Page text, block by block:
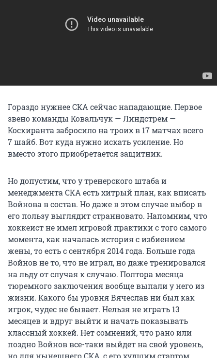
Гораздо нужнее СКА сейчас нападающие. Первое
звено команды Ковальчук — Линдстрем —
Коскиранта забросило на троих в 17 матчах всего
7 шайб. Вот куда нужно искать усиление. Но
вместо этого приобретается защитник.
Но допустим, что у тренерского штаба и
менеджмента СКА есть хитрый план, как вписать
Войнова в состав. Но даже в этом случае выбор в
его пользу выглядит странновато. Напомним, что
хоккеист не имел игровой практики с того самого
момента, как началась история с избиением
жены, то есть с сентября 2014 года. Больше года
Войнов не то, что не играл, но даже тренировался
на льду от случая к случаю. Полтора месяца
тюремного заключения вообще выпали у него из
жизни. Какого бы уровня Вячеслав ни был как
игрок, чудес не бывает. Нельзя не играть 13
месяцев и вдруг выйти и начать показывать
классный хоккей. Нет сомнений, что рано или
поздно Войнов все-таки выйдет на свой уровень,
но для нынешнего СКА, с его худшим стартом